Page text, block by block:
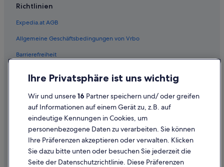
Richtlinien
Expedia.at AGB
Allgemeine Geschäftsbedingungen von Vrbo
Barrierefreiheit
Rechtliche Hinweise/Kontakt
Inhaltsrichtlinien und Melden von Inhalten
Hilfe
Ihre Privatsphäre ist uns wichtig
Wir und unsere16 Partner speichern und/ oder greifen
auf Informationen auf einem Gerät zu, z.B. auf
eindeutige Kennungen in Cookies, um
personenbezogene Daten zu verarbeiten. Sie können
Ihre Präferenzen akzeptieren oder verwalten. Klicken
Sie dazu bitte unten oder besuchen Sie jederzeit die
Seite der Datenschutzrichtlinie. Diese Präferenzen